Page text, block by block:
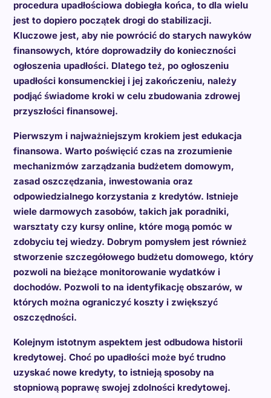
procedura upadłościowa dobiegła końca, to dla wielu
jest to dopiero początek drogi do stabilizacji.
Kluczowe jest, aby nie powrócić do starych nawyków
finansowych, które doprowadziły do konieczności
ogłoszenia upadłości. Dlatego też, po ogłoszeniu
upadłości konsumenckiej i jej zakończeniu, należy
podjąć świadome kroki w celu zbudowania zdrowej
przyszłości finansowej.
Pierwszym i najważniejszym krokiem jest edukacja
finansowa. Warto poświęcić czas na zrozumienie
mechanizmów zarządzania budżetem domowym,
zasad oszczędzania, inwestowania oraz
odpowiedzialnego korzystania z kredytów. Istnieje
wiele darmowych zasobów, takich jak poradniki,
warsztaty czy kursy online, które mogą pomóc w
zdobyciu tej wiedzy. Dobrym pomysłem jest również
stworzenie szczegółowego budżetu domowego, który
pozwoli na bieżące monitorowanie wydatków i
dochodów. Pozwoli to na identyfikację obszarów, w
których można ograniczyć koszty i zwiększyć
oszczędności.
Kolejnym istotnym aspektem jest odbudowa historii
kredytowej. Choć po upadłości może być trudno
uzyskać nowe kredyty, to istnieją sposoby na
stopniową poprawę swojej zdolności kredytowej.